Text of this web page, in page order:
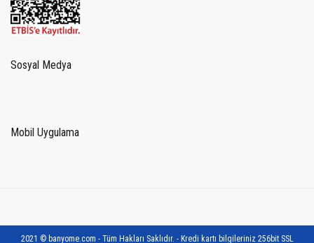
Sosyal Medya
Mobil Uygulama
2021 © banyome.com - Tüm Hakları Saklıdır. - Kredi kartı bilgileriniz 256bit SSL